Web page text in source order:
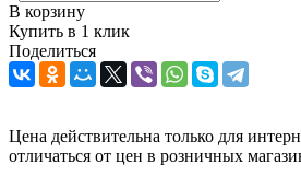
В корзину
Купить в 1 клик
Поделиться
Цена действительна только для
отличаться от цен в розничных